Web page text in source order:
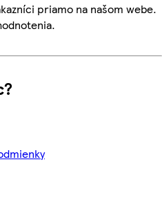
priamo na našom webe.